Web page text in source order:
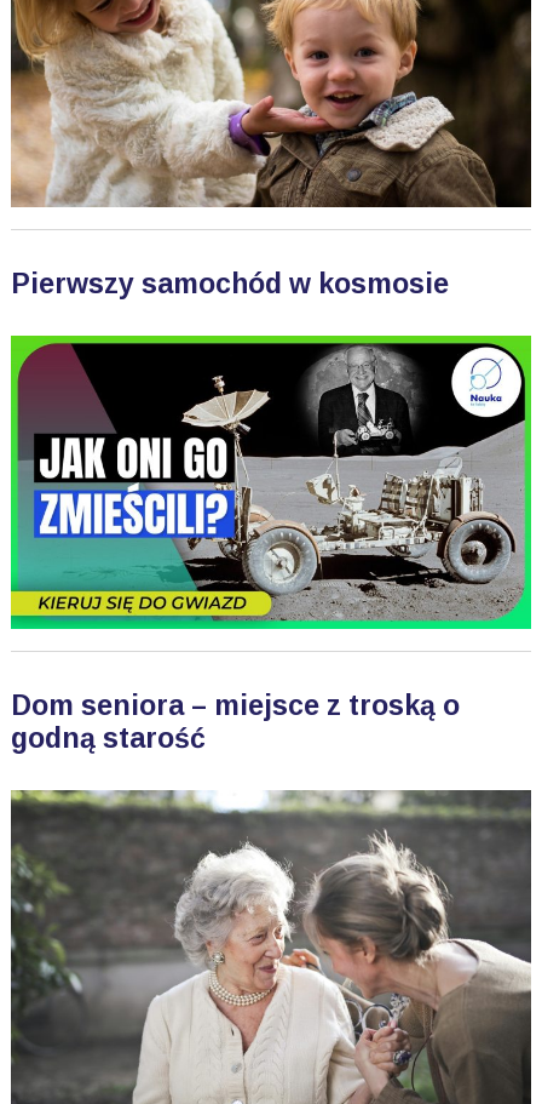
Pierwszy samochód w kosmosie
Dom seniora – miejsce z troską o
godną starość